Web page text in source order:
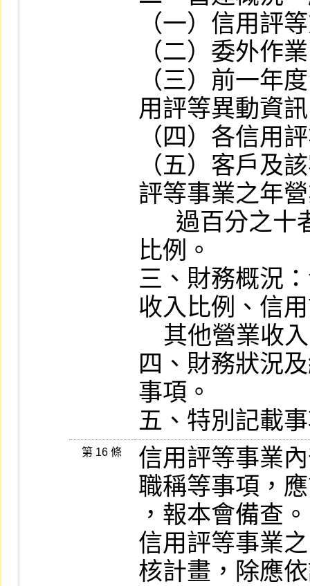
（一）信用評
（二）委外作
（三）前一年
用評等異動資
（四）各信用
（五）客戶及
評等事業之年
比例。
三、財務概況
收入比例、信
四、財務狀況
事項。
五、特別記載
第 16 條
信用評等事業
職稱等事項，
，報本會備查。
信用評等事業
核計畫，除應